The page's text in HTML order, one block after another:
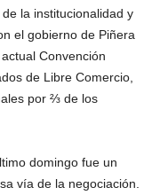
la institucionalidad y
el gobierno de Piñera
Convención
de Libre Comercio,
por ⅔ de los
domingo fue un
vía de la negociación.